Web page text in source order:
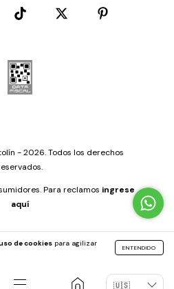
de cookies para agilizar
ENTENDIDO
- 2026. Todos los derechos
Para reclamos ingrese
aquí